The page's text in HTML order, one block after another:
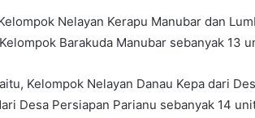
Nelayan Kerapu Manubar dan
Barakuda Manubar sebanyak 13
Kelompok Nelayan Danau Kepa dari
Desa Persiapan Parianu sebanyak 14